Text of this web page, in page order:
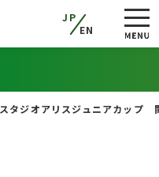
JP
EN
スタジオアリスジュニアカップ